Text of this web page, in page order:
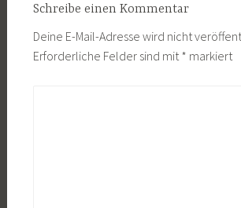
Schreibe einen Kommentar
Deine E-Mail-Adresse wird nicht
Erforderliche Felder sind mit * markiert